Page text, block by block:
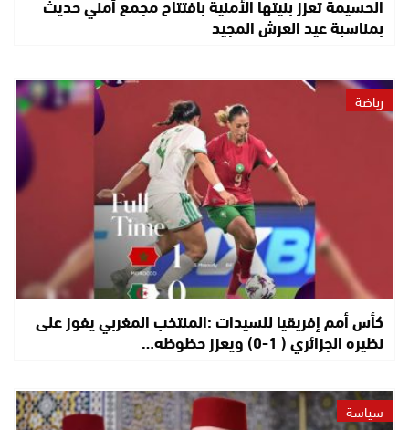
بمناسبة عيد العرش المجيد
رياضة
كأس أمم إفريقيا للسيدات :المنتخب المغربي يفوز على
نظيره الجزائري ( 1-0) ويعزز حظوظه…
سياسة